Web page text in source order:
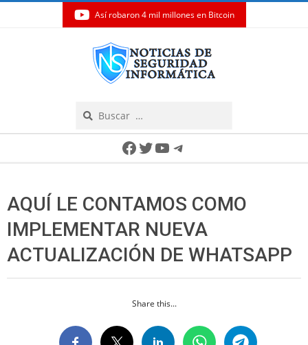
Así robaron 4 mil millones en Bitcoin
Facebook
Twitter
YouTube
Telegram
AQUÍ LE CONTAMOS COMO
IMPLEMENTAR NUEVA
ACTUALIZACIÓN DE WHATSAPP
Share this...